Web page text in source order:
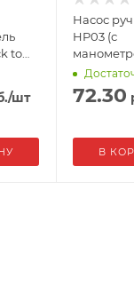
to
500
/шт
Насос
HP03 (с
см3, 5 атм)
72.30
В